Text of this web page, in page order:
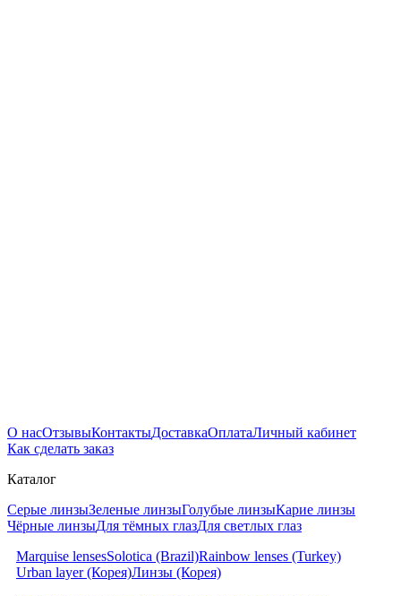
О насОтзывыКонтактыДоставкаОплатаЛичный кабинет
Как сделать заказ
Каталог
Серые линзыЗеленые линзыГолубые линзыКарие линзы
Чёрные линзыДля тёмных глазДля светлых глаз
Marquise lensesSolotica (Brazil)Rainbow lenses (Turkey)
Urban layer (Корея)Линзы (Корея)